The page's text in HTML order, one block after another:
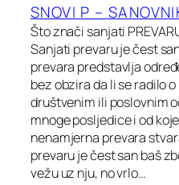
SNOVI P –
Što znači sanjati
Sanjati prevaru je čest
prevara predstavlja
bez obzira da li se radilo
društvenim ili poslovnim
mnoge posljedice i od
nenamjerna prevara
prevaru je čest san baš
vežu uz nju, no vrlo…